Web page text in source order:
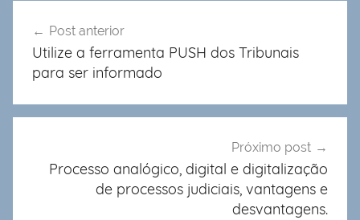
de
Post
Post anterior
Utilize a ferramenta PUSH dos Tribunais
para ser informado
Próximo post
Processo analógico, digital e digitalização
de processos judiciais, vantagens e
desvantagens.